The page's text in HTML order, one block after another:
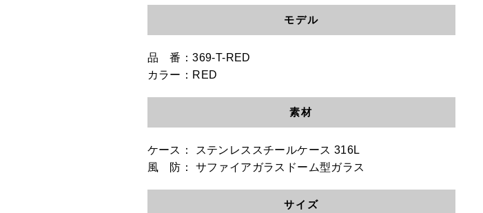
モデル
品 番：369-T-RED
カラー：RED
素材
ケース：
ステンレススチールケース 316L
風 防：
サファイアガラス ドーム型ガラス
サイズ